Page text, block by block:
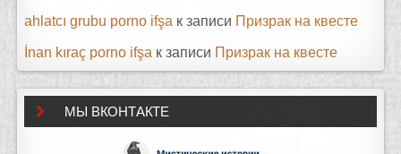
ahlatcı grubu porno ifşa к записи Призрак на квесте
İnan kıraç porno ifşa к записи Призрак на квесте
МЫ ВКОНТАКТЕ